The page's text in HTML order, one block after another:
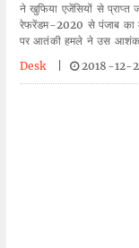
ने खुफिया एजेंसियों से प्राप्त
रेफरेंडम-2020 से पंजाब का
पर आतंकी हमले ने उस
Desk
2018-12-